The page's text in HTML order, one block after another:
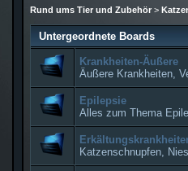
Rund ums Tier und Zubehör>
Untergeordnete Boards
Krankheiten-Äußere
Äußere Krankheiten,
Epilepsie
Alles zum Thema
Katzenschnupfen,